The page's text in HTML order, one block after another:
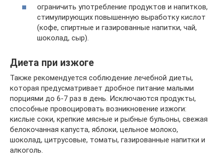
ограничить употребление продуктов и напитков,
стимулирующих повышенную выработку кислот
(кофе, спиртные и газированные напитки, чай,
шоколад, сыр).
Диета при изжоге
Также рекомендуется соблюдение лечебной диеты,
которая предусматривает дробное питание малыми
порциями до 6-7 раз в день. Исключаются продукты,
способные провоцировать возникновение изжоги:
кислые соки, крепкие мясные и рыбные бульоны, свежая
белокочанная капуста, яблоки, цельное молоко,
шоколад, цитрусовые, томаты, газированные напитки и
алкоголь.